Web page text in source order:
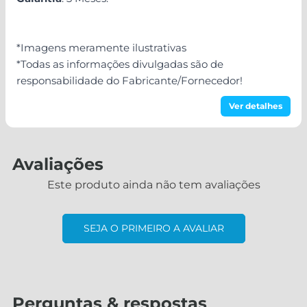
Ver detalhes
*Imagens meramente ilustrativas
*Todas as informações divulgadas são de
responsabilidade do Fabricante/Fornecedor!
Avaliações
Este produto ainda não tem avaliações
SEJA O PRIMEIRO A AVALIAR